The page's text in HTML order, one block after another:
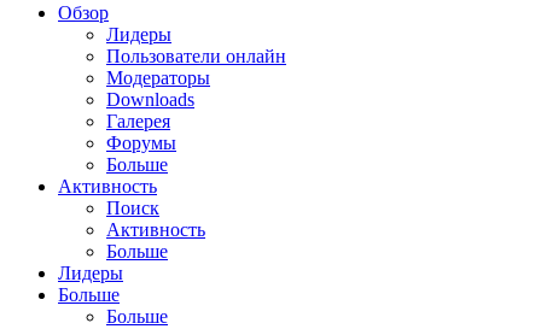
Обзор
Лидеры
Пользователи онлайн
Модераторы
Downloads
Галерея
Форумы
Больше
Активность
Поиск
Активность
Больше
Лидеры
Больше
Больше